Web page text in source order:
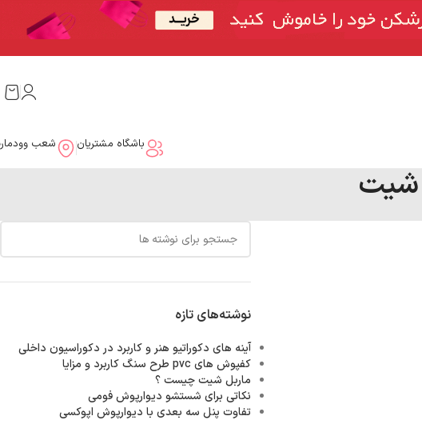
باشگاه مشتریان شعب
شیت
نوشته‌های تازه
آینه های دکوراتیو هنر و کاربرد در دکوراسیون داخلی
کفپوش های pvc طرح سنگ کاربرد و مزایا
ماربل شیت چیست ؟
نکاتی برای شستشو دیوارپوش فومی
تفاوت پنل سه بعدی با دیوارپوش اپوکسی